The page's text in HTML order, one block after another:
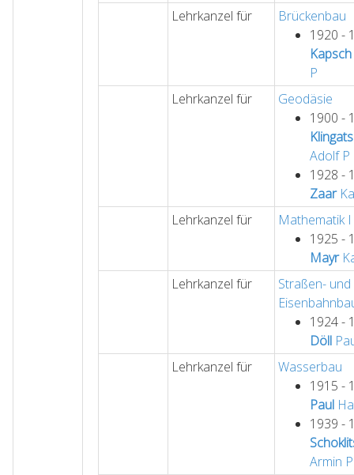
Lehrkanzel für
Brückenbau
1920 -
Kapsch
P
Lehrkanzel für
Geodäsie
1900 -
Adolf P
1928 -
Zaar
Lehrkanzel für
Mathematik I
1925 -
Mayr
Lehrkanzel für
Straßen- und
1924 -
Döll
Lehrkanzel für
Wasserbau
1915 -
Paul
1939 -
Armin P